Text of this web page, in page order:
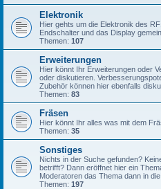
Elektronik
Hier gehts um die Elektronik des
Endschalter und das Display
Themen: 107
Erweiterungen
Hier könnt Ihr Erweiterungen oder
oder diskutieren.
Zubehör können hier ebenfalls
Themen: 83
Fräsen
Hier könnt Ihr alles was mit dem
Themen: 35
Sonstiges
Nichts in der Suche gefunden?
betrifft? Dann eröffnet hier ein
Moderatoren das Thema dann in
Themen: 197